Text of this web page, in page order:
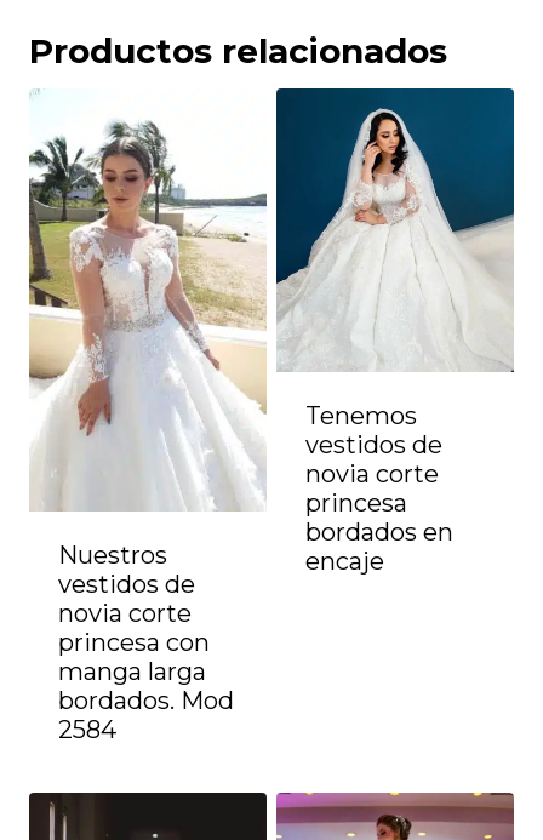
Productos relacionados
Nuestros
vestidos de
novia corte
princesa con
manga larga
bordados. Mod
2584
Tenemos
vestidos de
novia corte
princesa
bordados en
encaje